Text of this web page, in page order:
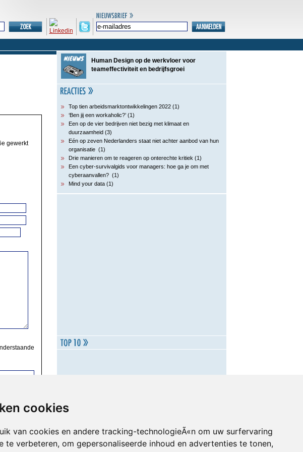
cookies
van cookies en andere tracking-technologieÃ«n om uw surfervaring
te verbeteren, om gepersonaliseerde inhoud en advertenties te tonen,
gewerkt
Human Design op de werkvloer voor
teameffectiviteit en bedrijfsgroei
Top tien arbeidsmarktontwikkelingen 2022 (1)
‘Ben jij een workaholic?’ (1)
Een op de vier bedrijven niet bezig met klimaat en
duurzaamheid (3)
Eén op zeven Nederlanders staat niet achter aanbod van hun
organisatie (1)
Drie manieren om te reageren op onterechte kritiek (1)
Een cyber-survivalgids voor managers: hoe ga je om met
cyberaanvallen? (1)
Mind your data (1)